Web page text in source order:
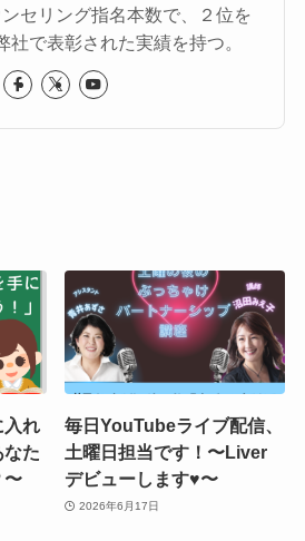
セリング指名本数で、２位を
社で表彰された実績を持つ。
入れ
た
〜
毎日YouTubeライブ配信、
土曜日担当です！〜Liver
デビューします♥️〜
2026年6月17日